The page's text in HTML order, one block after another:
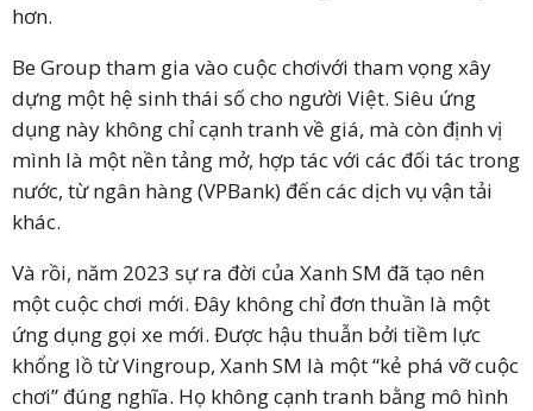
hơn.
Be Group tham gia vào cuộc chơivới tham vọng xây
dựng một hệ sinh thái số cho người Việt. Siêu ứng
dụng này không chỉ cạnh tranh về giá, mà còn định vị
mình là một nền tảng mở, hợp tác với các đối tác trong
nước, từ ngân hàng (VPBank) đến các dịch vụ vận tải
khác.
Và rồi, năm 2023 sự ra đời của Xanh SM đã tạo nên
một cuộc chơi mới. Đây không chỉ đơn thuần là một
ứng dụng gọi xe mới. Được hậu thuẫn bởi tiềm lực
khổng lồ từ Vingroup, Xanh SM là một “kẻ phá vỡ cuộc
chơi” đúng nghĩa. Họ không cạnh tranh bằng mô hình